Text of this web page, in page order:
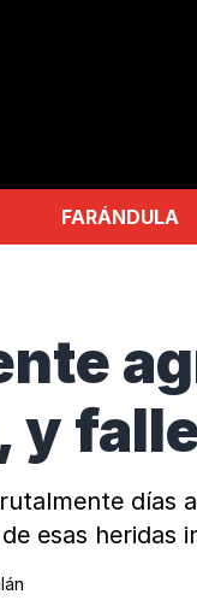
FARÁNDULA
y
días
esas heridas